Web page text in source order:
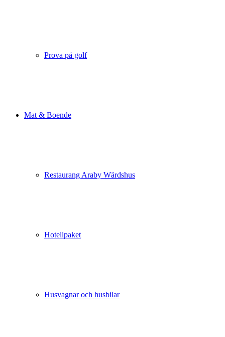
Prova på golf
Mat & Boende
Restaurang Araby Wärdshus
Hotellpaket
Husvagnar och husbilar